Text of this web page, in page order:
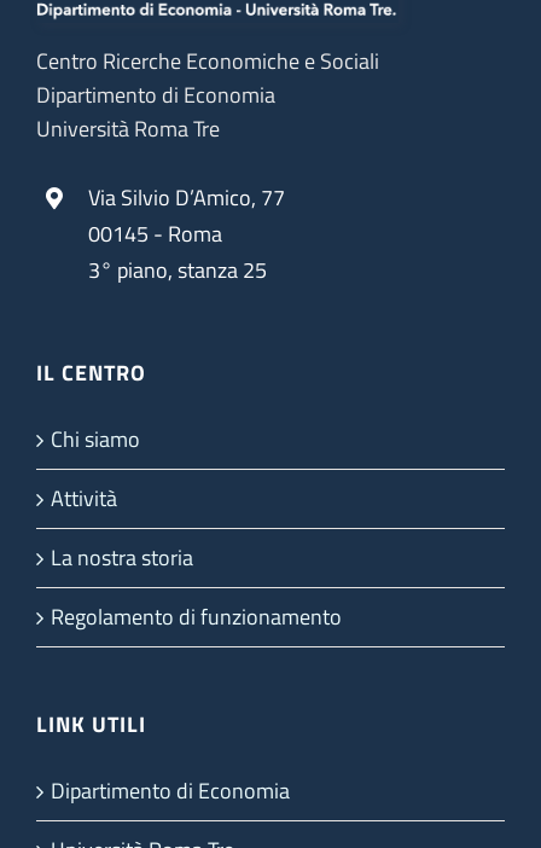
Centro Ricerche Economiche e Sociali
Dipartimento di Economia
Università Roma Tre
Via Silvio D’Amico, 77
00145 - Roma
3° piano, stanza 25
IL CENTRO
Chi siamo
Attività
La nostra storia
Regolamento di funzionamento
LINK UTILI
Dipartimento di Economia